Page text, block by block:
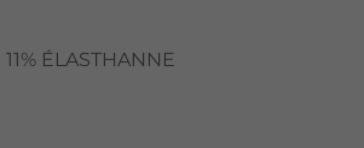
ÉLASTHANNE